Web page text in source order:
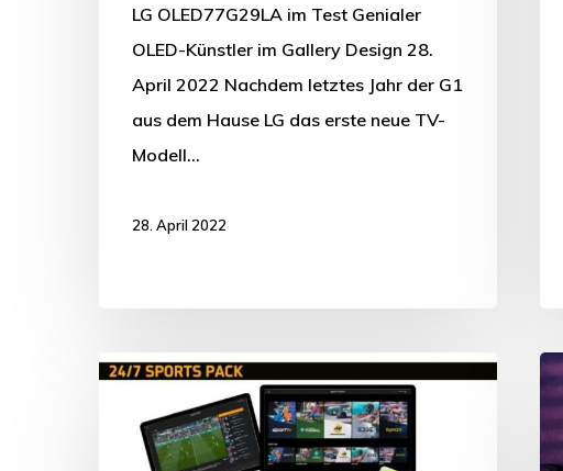
Drücken Sie Enter zum Suchen oder ESC zum Schließen.
LG OLED77G29LA im Test Genialer
OLED-Künstler im Gallery Design 28.
April 2022 Nachdem letztes Jahr der G1
aus dem Hause LG das erste neue TV-
Modell…
28. April 2022